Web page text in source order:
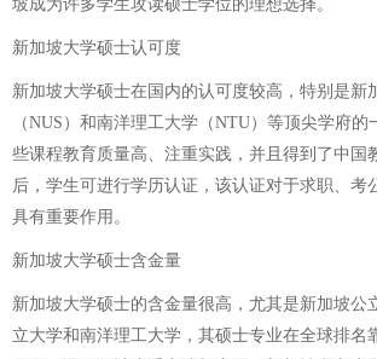
坡成为许多学生攻读硕士学位的理想选择。
新加坡大学硕士认可度
新加坡大学硕士在国内的认可度较高，特别是新
（NUS）和南洋理工大学（NTU）等顶尖学府
些课程教育质量高、注重实践，并且得到了中国
后，学生可进行学历认证，该认证对于求职、考
具有重要作用。
新加坡大学硕士含金量
新加坡大学硕士的含金量很高，尤其是新加坡公
立大学和南洋理工大学，其硕士专业在全球排名